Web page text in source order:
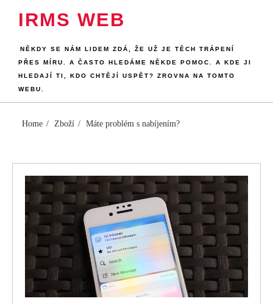
IRMS WEB
NĚKDY SE NÁM LIDEM ZDÁ, ŽE UŽ JE TĚCH TRÁPENÍ
PŘES MÍRU. A ČASTO HLEDÁME NĚKDE POMOC. A KDE JI
HLEDAJÍ TI, KDO CHTĚJÍ USPĚT? ZROVNA NA TOMTO
WEBU.
Home Zboží Máte problém s nabíjením?